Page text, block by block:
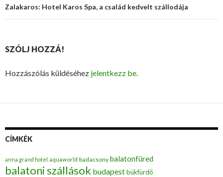
Zalakaros: Hotel Karos Spa, a család kedvelt szállodája
SZÓLJ HOZZÁ!
Hozzászólás küldéséhez jelentkezz be.
CÍMKÉK
anna grand hotel aquaworld badacsony balatonfüred
balatoni szállások budapestbükfürdő